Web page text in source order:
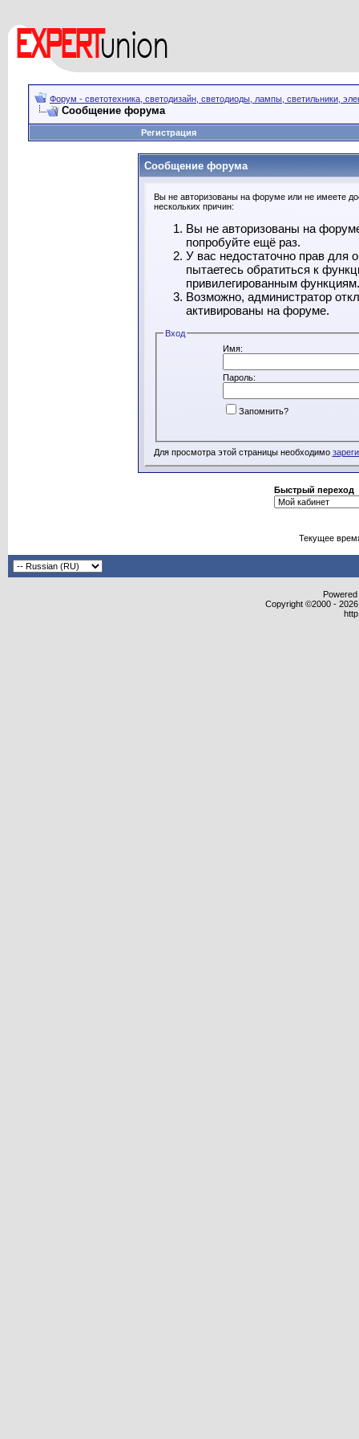
Форум - светотехника, светодизайн, светодиоды, лампы, светильники,
Сообщение форума
Регистрация
Сообщение форума
Вы не авторизованы на форуме или не имеете
нескольких причин:
Вы не авторизованы на
попробуйте ещё раз.
У вас недостаточно прав для
пытаетесь обратиться к
привилегированным функциям.
Возможно, администратор
активированы на форуме.
Вход
Имя:
Пароль:
Запомнить?
Для просмотра этой страницы необходимо
Быстрый переход
Текущее
Copyright ©2000 -